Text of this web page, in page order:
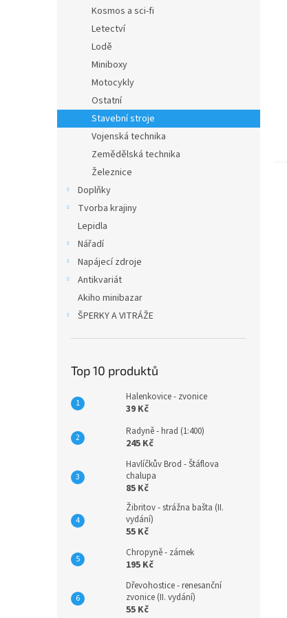
Kosmos a sci-fi
Letectví
Lodě
Miniboxy
Motocykly
Ostatní
Stavební stroje
Vojenská technika
Zemědělská technika
Železnice
Doplňky
Tvorba krajiny
Lepidla
Nářadí
Napájecí zdroje
Antikvariát
Akiho minibazar
ŠPERKY A VITRÁŽE
Top 10 produktů
Halenkovice - zvonice
39 Kč
Radyně - hrad (1:400)
245 Kč
Havlíčkův Brod - Štáflova
chalupa
85 Kč
Žibritov - strážna bašta (II.
vydání)
55 Kč
Chropyně - zámek
195 Kč
Dřevohostice - renesanční
zvonice (II. vydání)
55 Kč